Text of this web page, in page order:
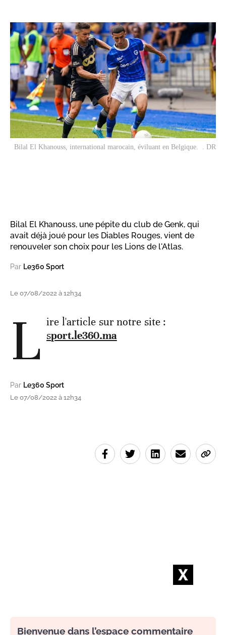
Bilal El Khanouss, international marocain, éviluant en Belgique. . DR
Bilal El Khanouss, une pépite du club de Genk, qui
avait déjà joué pour les Diables Rouges, vient de
renouveler son choix pour les Lions de l'Atlas.
Par Le360 Sport
Le 07/08/2022 à 12h34
L ire l'article sur notre site :
sport.le360.ma
Par Le360 Sport
Le 07/08/2022 à 12h34
Bienvenue dans l’espace commentaire